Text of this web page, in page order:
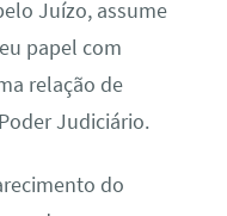
Juízo, assume
papel com
relação de
Judiciário.
do